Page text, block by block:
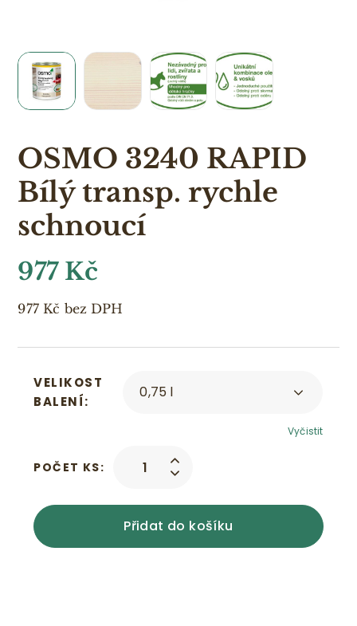
OSMO 3240 RAPID
Bílý transp. rychle
schnoucí
977 Kč
977 Kč bez DPH
VELIKOST
BALENÍ
Vyčistit
POČET KS:
Přidat do košíku